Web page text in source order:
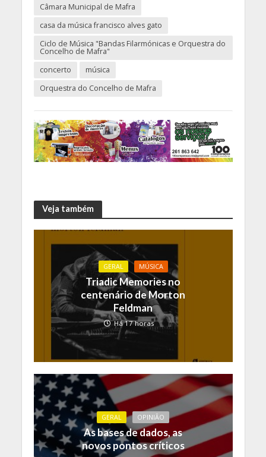
Câmara Municipal de Mafra
casa da música francisco alves gato
Ciclo de Música "Bandas Filarmónicas e Orquestra do
Concelho de Mafra"
concerto
música
Orquestra do Concelho de Mafra
Veja também
GERAL MÚSICA
Triadic Memories no
centenário de Morton
Feldman
Há 17 horas
GERAL OPINIÃO
As bases de dados, as
novos pontos críticos